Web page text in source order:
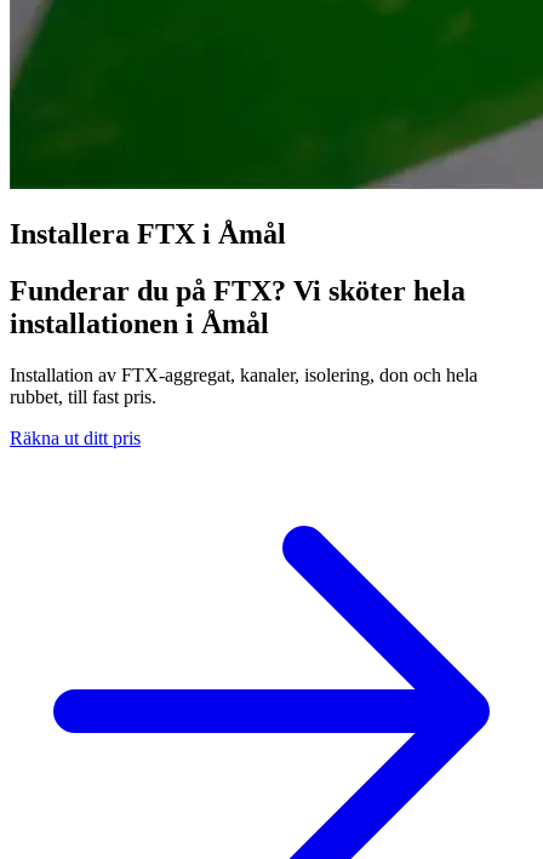
Installera FTX i Åmål
Funderar du på FTX? Vi sköter hela
installationen i Åmål
Installation av FTX-aggregat, kanaler, isolering, don och hela
rubbet, till fast pris.
Räkna ut ditt pris